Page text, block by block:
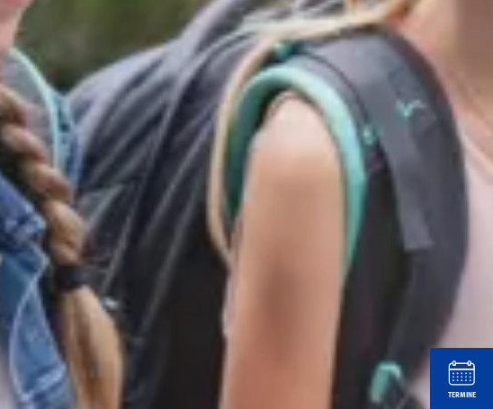
TERMINE